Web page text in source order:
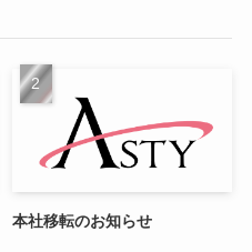
本社移転のお知らせ